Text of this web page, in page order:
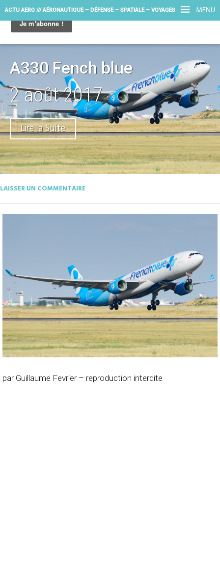
MENU
ACTU AERO /// AÉRONAUTIQUE – DÉFENSE – SPATIALE – VOYAGES
A330 Fench blue
2 août 2017
Lire la Suite
LAISSER UN COMMENTAIRE
par Guillaume Fevrier – reproduction interdite